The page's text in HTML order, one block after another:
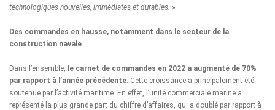
technologiques nouvelles, immédiates et durables. »
Des commandes en hausse, notamment dans le secteur de la
construction navale
Dans l’ensemble, le carnet de commandes en 2022 a augmenté de 70%
par rapport à l’année précédente. Cette croissance a principalement été
soutenue par l’activité maritime. En effet, l’unité commerciale marine a
représenté la plus grande part du chiffre d’affaires, qui a doublé par rapport à